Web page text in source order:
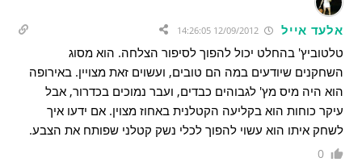
אלעד אייל
טלטוביץ' בהחלט יכול להפוך לסיפור הצלחה. הוא מסוג
השחקנים שיודעים במה הם טובים, ועשוים זאת מצויין. באירופה
הוא היה מיס מץ' לגבוהים כבדים, ועבר נמוכים בכדרור, אבל
עיקר כוחות הוא בקליעה הקטלנית באחוז מצוין. אם ידעו איך
לשחק איתו הוא עשוי להפוך לכלי נשק קטלני שפותח את הצבע.
0